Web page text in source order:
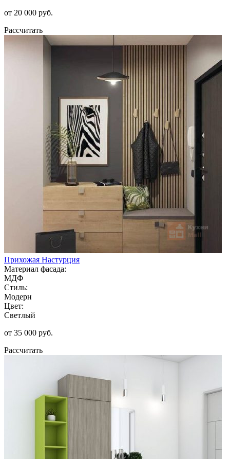
от 20 000 руб.
Рассчитать
Прихожая Настурция
Материал фасада:
МДФ
Стиль:
Модерн
Цвет:
Светлый
от 35 000 руб.
Рассчитать